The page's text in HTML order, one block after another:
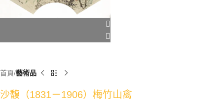
首頁 藝術品
沙馥（1831－1906）梅竹山禽